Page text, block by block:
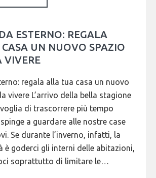
ESTERNO: REGALA
UN NUOVO SPAZIO
VIVERE
regala alla tua casa un nuovo
vivere L’arrivo della bella stagione
di trascorrere più tempo
a guardare alle nostre case
Se durante l’inverno, infatti, la
è goderci gli interni delle abitazioni,
soprattutto di limitare le…